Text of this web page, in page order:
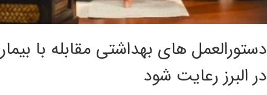
دستورالعمل های بهداشتی مقابله با
در البرز رعایت شود